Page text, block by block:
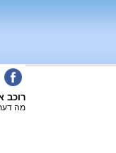
רוכב
מה